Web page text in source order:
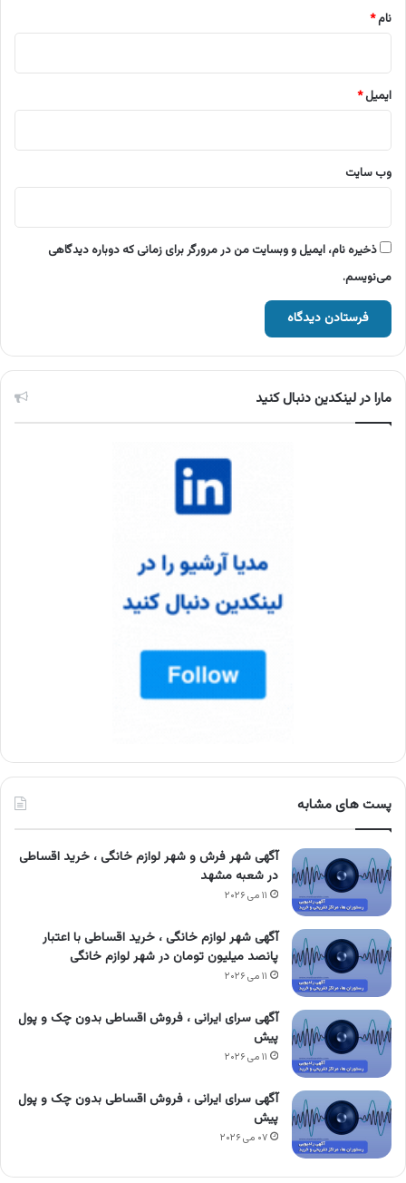
نام*
ایمیل*
وب‌ سایت
ذخیره نام، ایمیل و وبسایت من در مرورگر برای زمانی که دوباره دیدگاهی
می‌نویسم.
مارا در لینکدین دنبال کنید
پست های مشابه
آگهی شهر فرش و شهر لوازم خانگی ، خرید اقساطی
در شعبه مشهد
۱۱ می ۲۰۲۶
آگهی شهر لوازم خانگی ، خرید اقساطی با اعتبار
پانصد میلیون تومان در شهر لوازم خانگی
۱۱ می ۲۰۲۶
آگهی سرای ایرانی ، فروش اقساطی بدون چک و پول
پیش
۱۱ می ۲۰۲۶
آگهی سرای ایرانی ، فروش اقساطی بدون چک و پول
پیش
۰۷ می ۲۰۲۶